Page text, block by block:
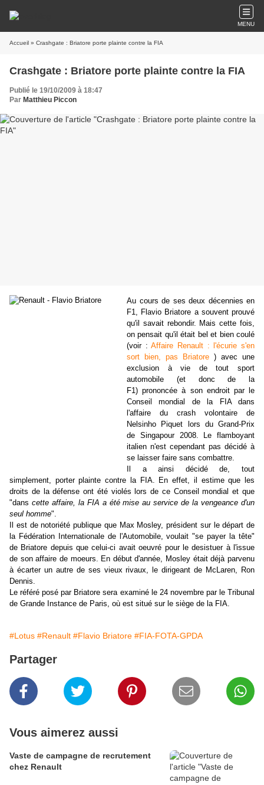
MENU
Accueil » Crashgate : Briatore porte plainte contre la FIA
Crashgate : Briatore porte plainte contre la FIA
Publié le 19/10/2009 à 18:47
Par Matthieu Piccon
Au cours de ses deux décennies en
F1, Flavio Briatore a souvent prouvé
qu'il savait rebondir. Mais cette fois,
on pensait qu'il était bel et bien coulé
(voir :Affaire Renault : l'écurie s'en
sort bien, pas Briatore ) avec une
exclusion à vie de tout sport
automobile (et donc de la
F1) prononcée à son endroit par le
Conseil mondial de la FIA dans
l'affaire du crash volontaire de
Nelsinho Piquet lors du Grand-Prix
de Singapour 2008. Le flamboyant
italien n'est cependant pas décidé à
se laisser faire sans combattre.
Il a ainsi décidé de, tout
simplement, porter plainte contre la FIA. En effet, il estime que les
droits de la défense ont été violés lors de ce Conseil mondial et que
"dans cette affaire, la FIA a été mise au service de la vengeance d'un
seul homme".
Il est de notoriété publique que Max Mosley, président sur le départ de
la Fédération Internationale de l'Automobile, voulait "se payer la tête"
de Briatore depuis que celui-ci avait oeuvré pour le desistuer à l'issue
de son affaire de moeurs. En début d'année, Mosley était déjà parvenu
à écarter un autre de ses vieux rivaux, le dirigeant de McLaren, Ron
Dennis.
Le référé posé par Briatore sera examiné le 24 novembre par le Tribunal
de Grande Instance de Paris, où est situé sur le siège de la FIA.
#Lotus #Renault #Flavio Briatore #FIA-FOTA-GPDA
Partager
Vous aimerez aussi
Vaste de campagne de recrutement
chez Renault